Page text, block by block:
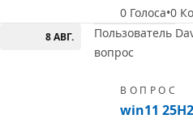
0 Голоса 0
8 АВГ.
Пользователь
вопрос
ВОПРОС
win11